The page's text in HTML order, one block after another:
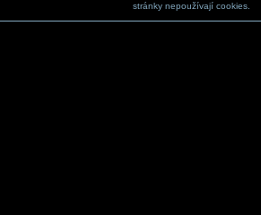
stránky nepoužívají cookies.